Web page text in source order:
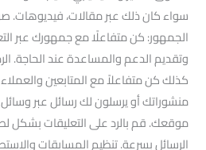
سواء كان ذلك عبر مقالات، فيديوهات.
الجمهور: كن متفاعلًا مع جمهورك عبر
وتقديم الدعم والمساعدة عند الحاجة.
كذلك كن متفاعلاً مع المتابعين
منشوراتك أو يرسلون لك رسائل عبر
موقعك. قم بالرد على التعليقات بشكل
الرسائل بسرعة. تنظيم المسابقات